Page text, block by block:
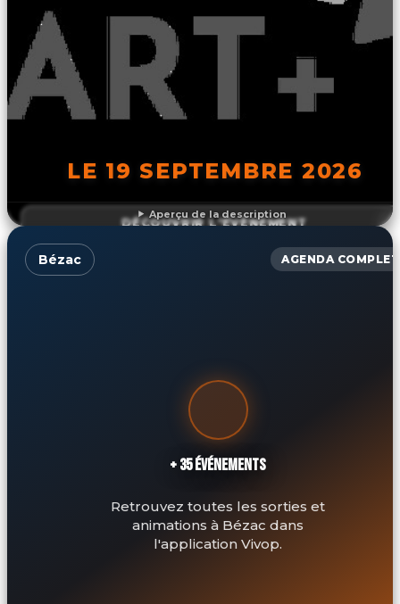
Aperçu de la description
LE 19 SEPTEMBRE 2026
DÉCOUVRIR L'ÉVÉNEMENT
Bézac AGENDA COMPLET
+ 35 ÉVÉNEMENTS
Retrouvez toutes les sorties et
animations à Bézac dans
l'application Vivop.